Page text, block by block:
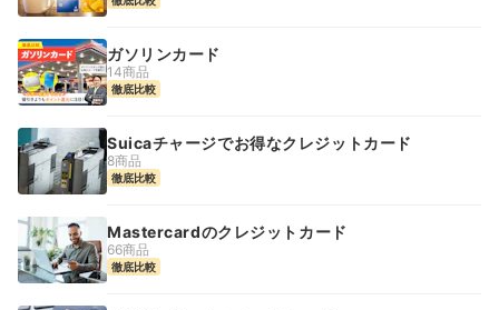
ガソリンカード
14商品
徹底比較
Suicaチャージでお得なクレジットカード
8商品
徹底比較
Mastercardのクレジットカード
66商品
徹底比較